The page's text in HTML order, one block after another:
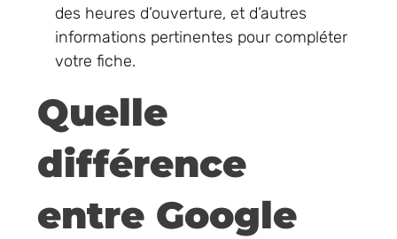
des heures d’ouverture, et d’autres
informations pertinentes pour compléter
votre fiche.
Quelle
différence
entre Google